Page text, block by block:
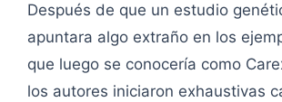
Después de que un estudio
apuntara algo extraño en los
que luego se conocería como
los autores iniciaron exhaustivas